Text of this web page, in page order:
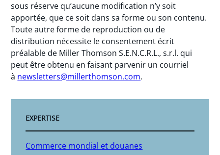
sous réserve qu’aucune modification n’y soit
apportée, que ce soit dans sa forme ou son contenu.
Toute autre forme de reproduction ou de
distribution nécessite le consentement écrit
préalable de Miller Thomson S.E.N.C.R.L., s.r.l. qui
peut être obtenu en faisant parvenir un courriel
à newsletters@millerthomson.com.
EXPERTISE
Commerce mondial et douanes